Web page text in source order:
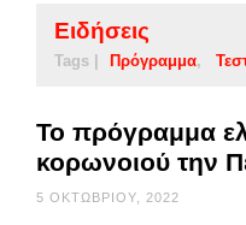
Ειδήσεις
Tags | Πρόγραμμα
Το πρόγραμμα
κορωνοιού την
5 ΟΚΤΩΒΡΊΟΥ, 2022